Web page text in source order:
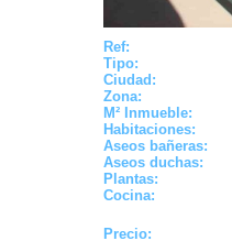
Ref:
Tipo:
Ciudad:
Zona:
M² Inmueble:
Habitaciones:
Aseos bañeras:
Aseos duchas:
Plantas:
Cocina:
Precio: